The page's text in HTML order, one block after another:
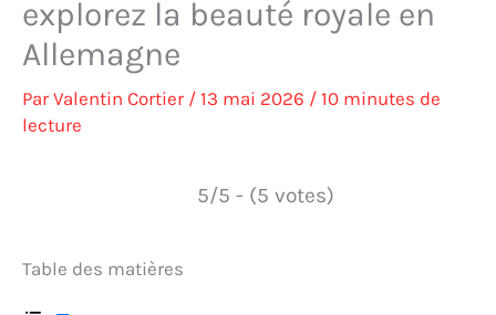
explorez la beauté royale en
Allemagne
ParValentin Cortier / 13 mai 2026 / 10 minutes de
lecture
5/5 - (5 votes)
Table des matières